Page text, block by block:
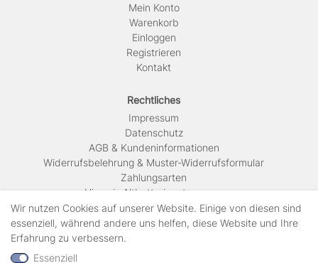
Mein Konto
Warenkorb
Einloggen
Registrieren
Kontakt
Rechtliches
Impressum
Daten­schutz
AGB & Kundeninformationen
Widerrufsbelehrung & Muster-Widerrufsformular
Zahlungsarten
Hinweis Altbatterieentsorgung
Versandkosten & Lieferinformationen
Zahlungsarten
Wir nutzen Cookies auf unserer Website. Einige von diesen sind
essenziell, während andere uns helfen, diese Website und Ihre
Erfahrung zu verbessern.
Essenziell